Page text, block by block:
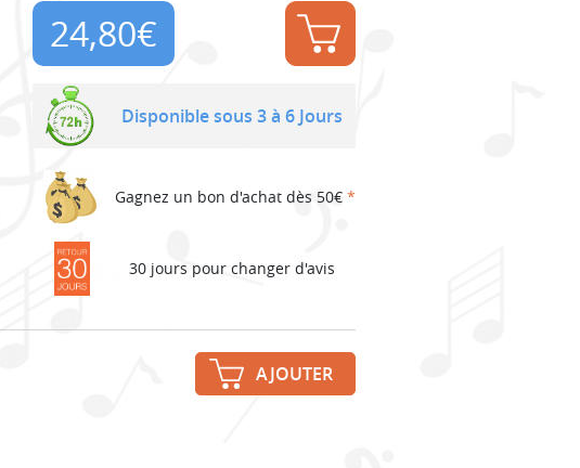
24,80€
Disponible sous 3 à 6 Jours
Gagnez un bon d'achat dès 50€ *
30 jours pour changer d'avis
AJOUTER